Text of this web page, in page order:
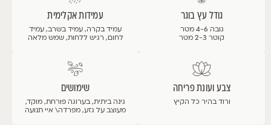
גודל עץ בוגר
גובה 4-6 מטר
קוטר 2-3 מטר
עמידות אקלימית
עמיד בקרה, עמיד בשרב, עמיד
לחום, רגיש ללחות, שמש מלאה
צבע ועונת פריחה
ורוד בהיר כל הקיץ
שימושים
גינה ביתית, בערוגה פורחת, מוקד,
מעוצב על גזע, מפרדה\ איי תנועה